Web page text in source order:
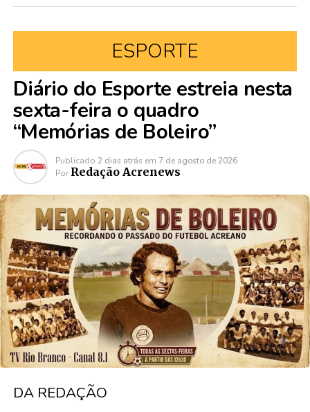
ESPORTE
Diário do Esporte estreia nesta
sexta-feira o quadro
“Memórias de Boleiro”
Publicado 2 dias atrás em 7 de agosto de 2026
Por Redação Acrenews
DA REDAÇÃO